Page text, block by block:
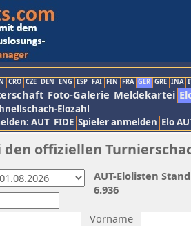
CRO CZE DEN ENG ESP FAI FIN FRA GER GRE INA
Foto-Galerie Meldekartei
Elozahl
AUT FIDE Spieler anmelden Elo
offiziellen
Vorname
AUT-Elolisten
6.936